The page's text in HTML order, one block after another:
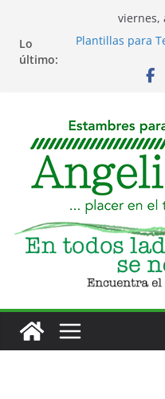
contenido
viernes,
Lo
último:
Plantillas para
Accesorios